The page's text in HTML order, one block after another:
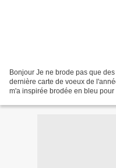
Bonjour Je ne brode pas que
dernière carte de voeux de
m'a inspirée brodée en bleu